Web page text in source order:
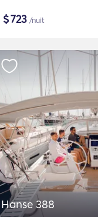
$723 /nuit
Hanse 388